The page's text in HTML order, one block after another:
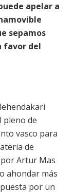
apelar a
sepamos
favor del
pleno de
vasco para
de
Artur Mas
ahondar más
por un